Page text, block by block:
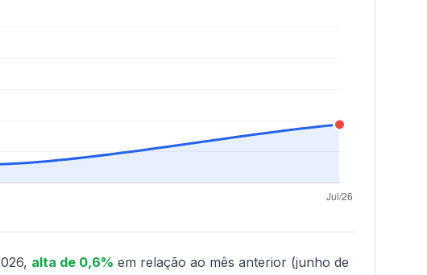
alta de 0,6% em relação ao mês anterior (junho de